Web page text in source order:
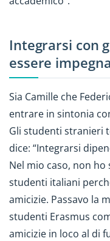
Integrarsi con
essere
Sia Camille che
entrare in sintonia
Gli studenti stranieri
dice: “Integrarsi
Nel mio caso, non
studenti italiani
amicizie. Passavo la
studenti Erasmus
amicizie in loco al di